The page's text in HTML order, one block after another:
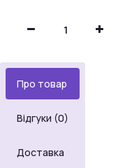
Про товар
Відгуки (0)
Доставка